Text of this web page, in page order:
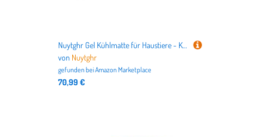
Nuytghr Gel Kühlmatte für Haustiere - Kühle Hundebetten & Liegeflächen - Atmungsaktive Haustierartikel für warme im Park Auto Ausflug Balkon Wohnung Garten
von Nuytghr
gefunden beiAmazon Marketplace
70,99 €